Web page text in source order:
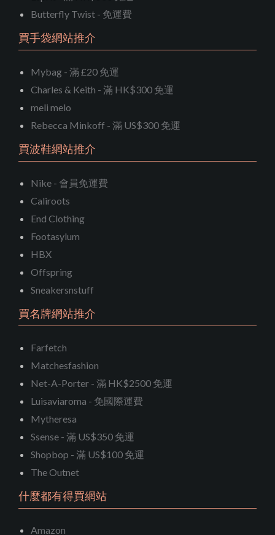
Butterfly Twist - 免運費
買手袋網站推介
Mybag - 滿 £20 免運
Charles & Keith - 滿 HK$300 免運
meli melo
Rebecca Minkoff - 滿 US$300 免運
買波鞋網站推介
Nike - 會員免運費
Caliroots
End Clothing
Footasylum
HBX
Offspring
Sneakersnstuff
買名牌網站推介
Farfetch
Matchesfashion
Net-A-Porter - 滿 HK$2500 免運
Luisaviaroma - 免國際運費
Mytheresa
Ssense - 滿 US$350 免運
Shopbop - 滿 US$100 免運
The Outnet
什麼都有得買網站
Amazon